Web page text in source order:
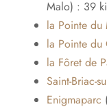
Malo) : 39
la Pointe du
la Pointe du
la Fôret de
Saint-Briac-
Enigmaparc